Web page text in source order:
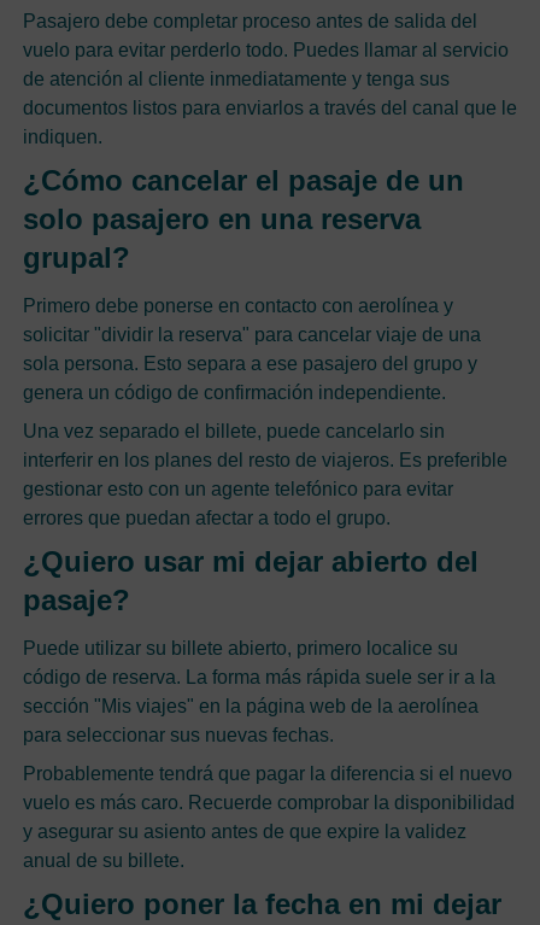
Pasajero debe completar proceso antes de salida del
vuelo para evitar perderlo todo. Puedes llamar al servicio
de atención al cliente inmediatamente y tenga sus
documentos listos para enviarlos a través del canal que le
indiquen.
¿Cómo cancelar el pasaje de un
solo pasajero en una reserva
grupal?
Primero debe ponerse en contacto con aerolínea y
solicitar "dividir la reserva" para cancelar viaje de una
sola persona. Esto separa a ese pasajero del grupo y
genera un código de confirmación independiente.
Una vez separado el billete, puede cancelarlo sin
interferir en los planes del resto de viajeros. Es preferible
gestionar esto con un agente telefónico para evitar
errores que puedan afectar a todo el grupo.
¿Quiero usar mi dejar abierto del
pasaje?
Puede utilizar su billete abierto, primero localice su
código de reserva. La forma más rápida suele ser ir a la
sección "Mis viajes" en la página web de la aerolínea
para seleccionar sus nuevas fechas.
Probablemente tendrá que pagar la diferencia si el nuevo
vuelo es más caro. Recuerde comprobar la disponibilidad
y asegurar su asiento antes de que expire la validez
anual de su billete.
¿Quiero poner la fecha en mi dejar